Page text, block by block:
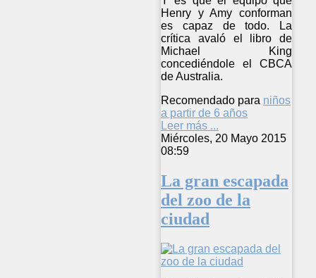
Henry y Amy conforman
es capaz de todo. La
crítica avaló el libro de
Michael King
concediéndole el CBCA
de Australia.
Recomendado para niños
a partir de 6 años
Leer más ...
Miércoles, 20 Mayo 2015
08:59
La gran escapada
del zoo de la
ciudad